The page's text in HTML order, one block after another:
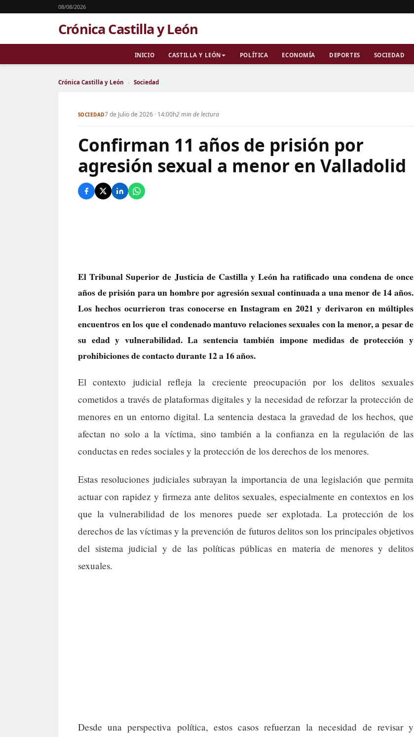
08/08/2026
Crónica Castilla y León
INICIO CASTILLA Y LEÓN POLÍTICA ECONOMÍA DEPORTES SOCIEDAD
Crónica Castilla y León › Sociedad
SOCIEDAD7 de Julio de 2026 · 14:00h2 min de lectura
Confirman 11 años de prisión por
agresión sexual a menor en Valladolid
El Tribunal Superior de Justicia de Castilla y León ha ratificado una condena de once
años de prisión para un hombre por agresión sexual continuada a una menor de 14 años.
Los hechos ocurrieron tras conocerse en Instagram en 2021 y derivaron en múltiples
encuentros en los que el condenado mantuvo relaciones sexuales con la menor, a pesar de
su edad y vulnerabilidad. La sentencia también impone medidas de protección y
prohibiciones de contacto durante 12 a 16 años.
El contexto judicial refleja la creciente preocupación por los delitos sexuales
cometidos a través de plataformas digitales y la necesidad de reforzar la protección de
menores en un entorno digital. La sentencia destaca la gravedad de los hechos, que
afectan no solo a la víctima, sino también a la confianza en la regulación de las
conductas en redes sociales y la protección de los derechos de los menores.
Estas resoluciones judiciales subrayan la importancia de una legislación que permita
actuar con rapidez y firmeza ante delitos sexuales, especialmente en contextos en los
que la vulnerabilidad de los menores puede ser explotada. La protección de los
derechos de las víctimas y la prevención de futuros delitos son los principales objetivos
del sistema judicial y de las políticas públicas en materia de menores y delitos
sexuales.
Desde una perspectiva política, estos casos refuerzan la necesidad de revisar y